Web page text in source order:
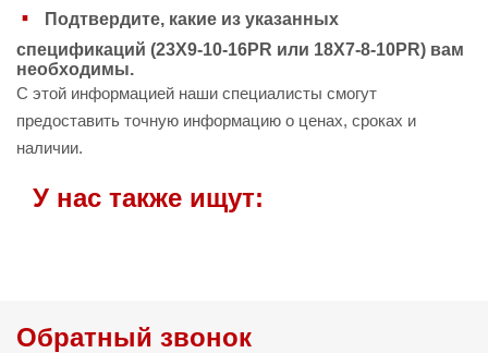
Подтвердите, какие из указанных
спецификаций (23X9-10-16PR или 18X7-8-10PR) вам
необходимы.
С этой информацией наши специалисты смогут
предоставить точную информацию о ценах, сроках и
наличии.
У нас также ищут:
Обратный звонок